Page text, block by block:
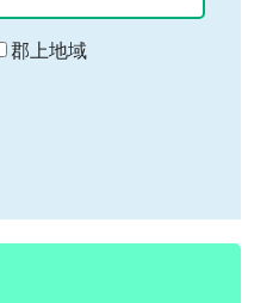
郡上地域